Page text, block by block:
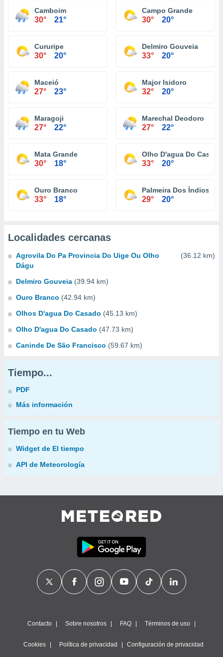
Camboim
30° 21°
Campo Grande
30° 20°
Cururipe
30° 20°
Delmiro Gouveia
33° 20°
Maceió
27° 23°
Major Isidoro
32° 20°
Maragoji
27° 22°
Marechal Deodoro
27° 22°
Mata Grande
30° 18°
Olho D'agua Do Casado
33° 20°
Ouro Branco
33° 18°
Palmeira Dos Índios
29° 20°
Localidades cercanas
Agrovila Do Pa Provincia Do Uige Ou Olho
Dágu
(36.12 km)
Delmiro Gouveia (39.94 km)
Ouro Branco (42.94 km)
Olhos D'agua Do Casado (45.13 km)
Olho D'agua Do Casado (47.73 km)
Caninde De São Francisco (59.67 km)
Tiempo...
PDF
Más información
Tiempo en tu Web
Widget de El tiempo
API de Meteorología
Contacto Sobre nosotros FAQ Términos de uso
Cookies Política de privacidad Configuración de privacidad